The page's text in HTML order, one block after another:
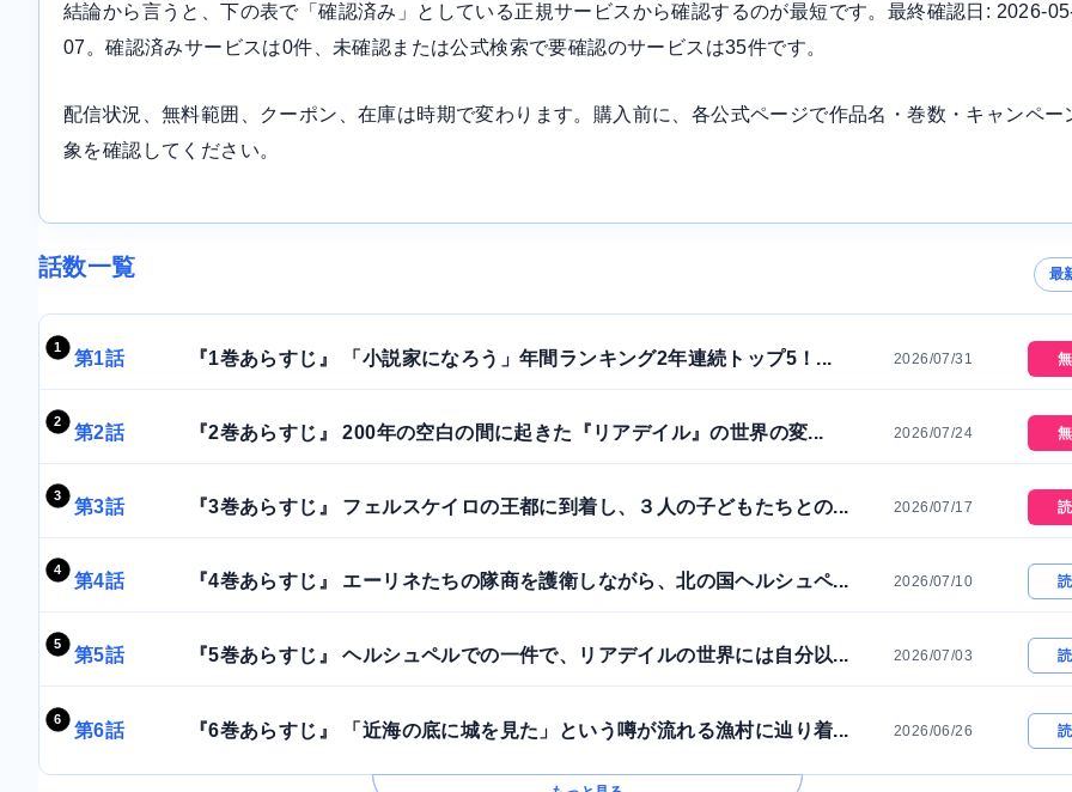
結論から言うと、下の表で「確認済み」としている正規サービスから確認するのが最短です。最終確認日: 2026-
07。確認済みサービスは0件、未確認または公式検索で要確認のサービスは35件です。
配信状況、無料範囲、クーポン、在庫は時期で変わります。購入前に、各公式ページで作品名・巻数・キャンペー
象を確認してください。
話数一覧 最
第1話 『1巻あらすじ』 「小説家になろう」年間ランキング2年連続トップ5！... 2026/07/31
第2話 『2巻あらすじ』 200年の空白の間に起きた『リアデイル』の世界の変... 2026/07/24
第3話 『3巻あらすじ』 フェルスケイロの王都に到着し、３人の子どもたちとの... 2026/07/17
第4話 『4巻あらすじ』 エーリネたちの隊商を護衛しながら、北の国ヘルシュペ... 2026/07/10
第5話 『5巻あらすじ』 ヘルシュペルでの一件で、リアデイルの世界には自分以... 2026/07/03
第6話 『6巻あらすじ』 「近海の底に城を見た」という噂が流れる漁村に辿り着... 2026/06/26